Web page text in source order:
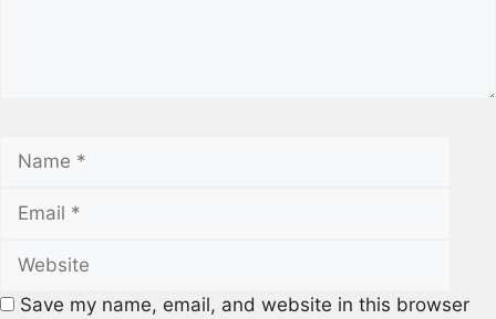
Save my name, email, and website in this browser